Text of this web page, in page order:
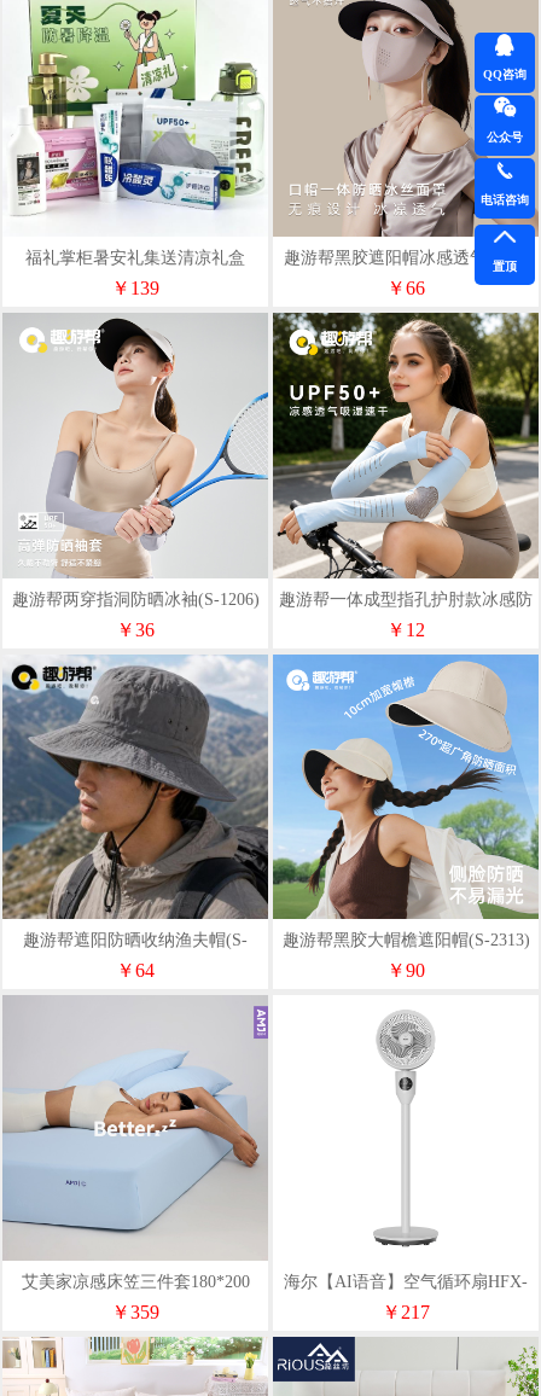
福礼掌柜暑安礼集送清凉礼盒
￥139
趣游帮黑胶遮阳帽冰感透气口罩2
合1遮阳防晒套装S-2515
￥66
趣游帮两穿指洞防晒冰袖(S-1206)
￥36
趣游帮一体成型指孔护肘款冰感防
晒冰袖(S-1205)
￥12
趣游帮遮阳防晒收纳渔夫帽(S-
2315)
￥64
趣游帮黑胶大帽檐遮阳帽(S-2313)
￥90
艾美家凉感床笠三件套180*200
￥359
海尔【AI语音】空气循环扇HFX-
Y00A
￥217
QQ咨询
公众号
电话咨询
置顶